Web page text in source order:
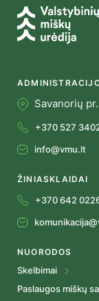
Savanorių
+370 527
info@vmu.lt
ŽINIASKLAIDAI
+370 642
NUORODOS
Skelbimai
Paslaugos miškų